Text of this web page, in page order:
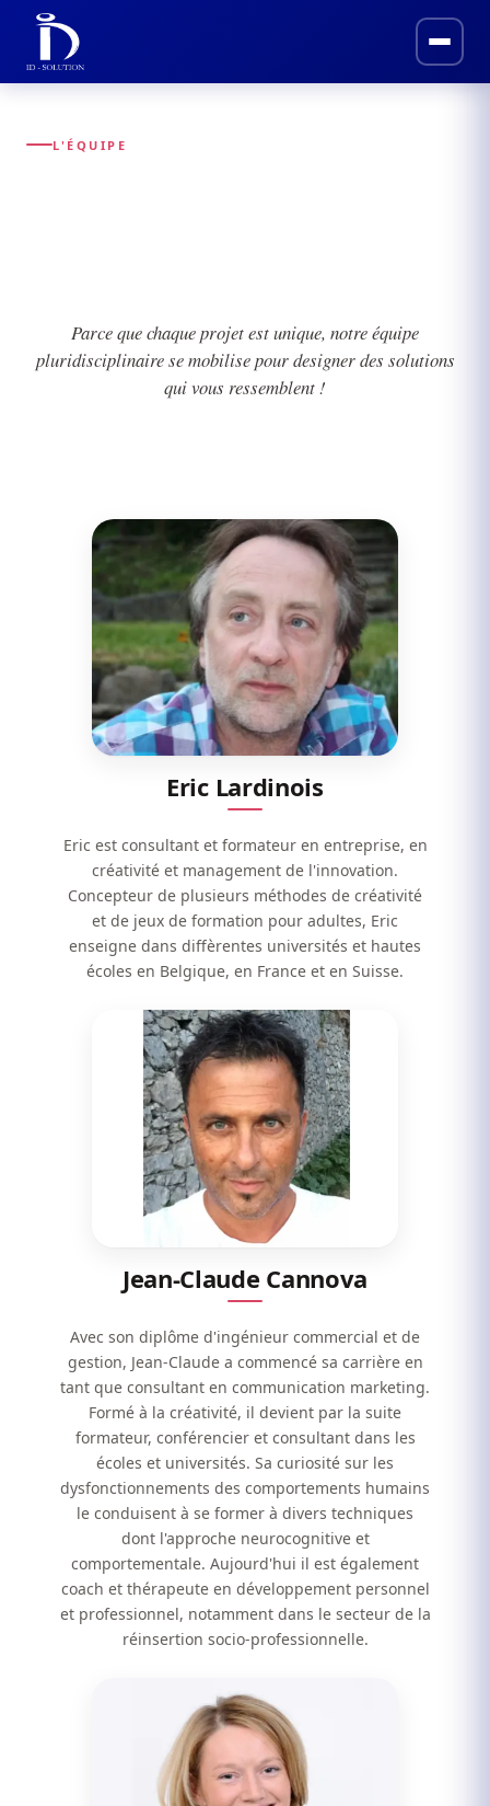
L'ÉQUIPE
Parce que chaque projet est unique, notre équipe
pluridisciplinaire se mobilise pour designer des solutions
qui vous ressemblent !
Eric Lardinois
Eric est consultant et formateur en entreprise, en
créativité et management de l'innovation.
Concepteur de plusieurs méthodes de créativité
et de jeux de formation pour adultes, Eric
enseigne dans diffèrentes universités et hautes
écoles en Belgique, en France et en Suisse.
Jean-Claude Cannova
Avec son diplôme d'ingénieur commercial et de
gestion, Jean-Claude a commencé sa carrière en
tant que consultant en communication marketing.
Formé à la créativité, il devient par la suite
formateur, conférencier et consultant dans les
écoles et universités. Sa curiosité sur les
dysfonctionnements des comportements humains
le conduisent à se former à divers techniques
dont l'approche neurocognitive et
comportementale. Aujourd'hui il est également
coach et thérapeute en développement personnel
et professionnel, notamment dans le secteur de la
réinsertion socio-professionnelle.